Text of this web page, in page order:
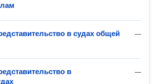
—
в судах общей
—
в